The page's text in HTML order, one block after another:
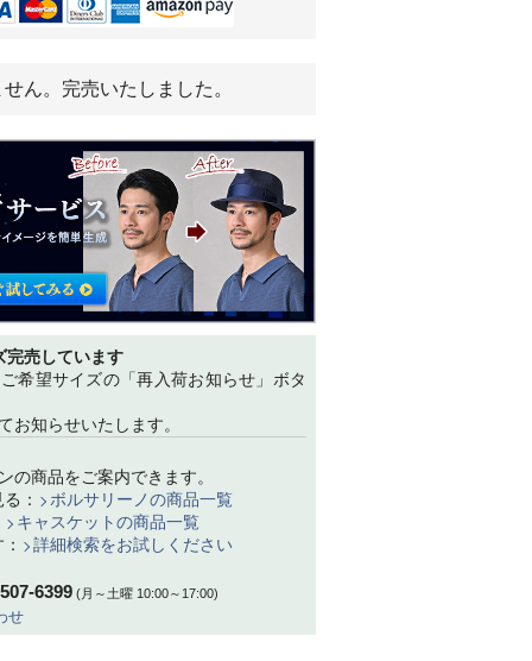
ん。完売いたしました。
完売しています
希望サイズの「再入荷お知らせ」ボタ
お知らせいたします。
の商品をご案内できます。
：
ボルサリーノの商品一覧
キャスケットの商品一覧
詳細検索をお試しください
6399(月～土曜 10:00～17:00)
せ